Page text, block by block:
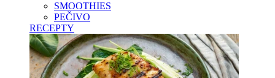
SMOOTHIES
PEČIVO
RECEPTY